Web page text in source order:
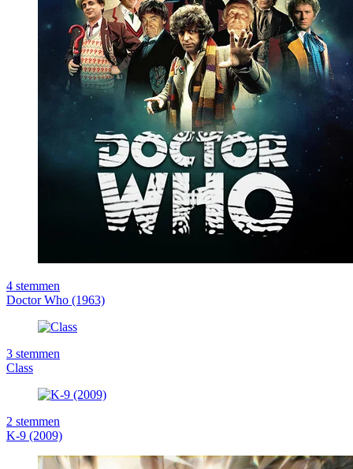
4 stemmen
Doctor Who (1963)
3 stemmen
Class
2 stemmen
K-9 (2009)